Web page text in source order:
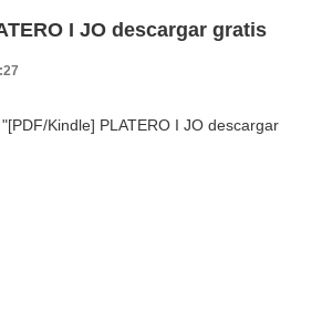
I JO descargar gratis